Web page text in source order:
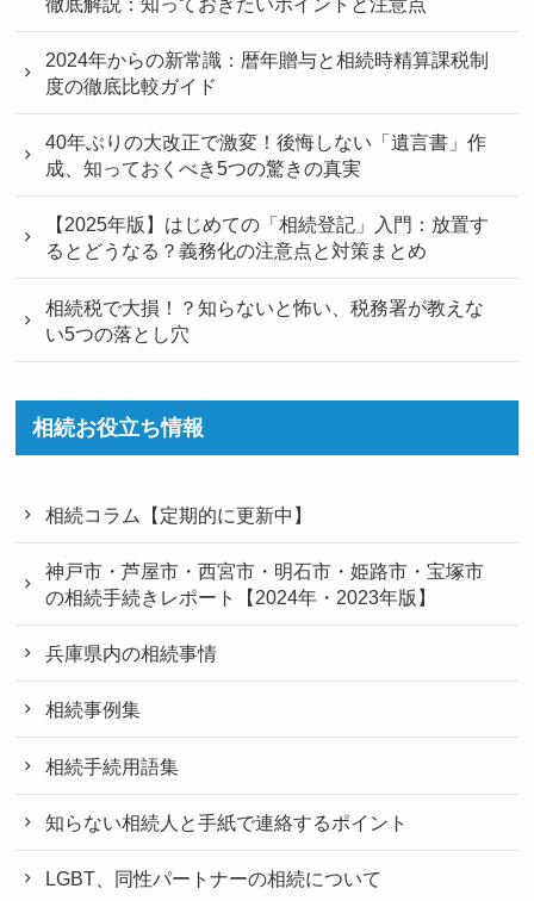
2024年からの新常識：暦年贈与と相続時精算課税制
度の徹底比較ガイド
40年ぶりの大改正で激変！後悔しない「遺言書」作
成、知っておくべき5つの驚きの真実
【2025年版】はじめての「相続登記」入門：放置す
るとどうなる？義務化の注意点と対策まとめ
相続税で大損！？知らないと怖い、税務署が教えな
い5つの落とし穴
相続お役立ち情報
相続コラム【定期的に更新中】
神戸市・芦屋市・西宮市・明石市・姫路市・宝塚市
の相続手続きレポート【2024年・2023年版】
兵庫県内の相続事情
相続事例集
相続手続用語集
知らない相続人と手紙で連絡するポイント
LGBT、同性パートナーの相続について